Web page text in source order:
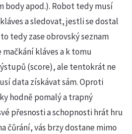
body apod.). Robot tedy musí
a sledovat, jestli se dostal
tedy zase obrovský seznam
kláves a k tomu
(score), ale tentokrát ne
data získávat sám. Oproti
hodně pomalý a trapný
přesnosti a schopnosti hrát hru
čůrání, vás brzy dostane mimo